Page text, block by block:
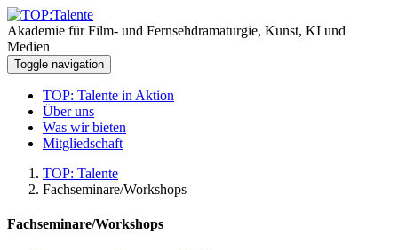
Akademie für Film- und Fernsehdramaturgie, Kunst, KI und
Medien
Toggle navigation
TOP: Talente in Aktion
Über uns
Was wir bieten
Mitgliedschaft
TOP: Talente
Fachseminare/Workshops
Fachseminare/Workshops